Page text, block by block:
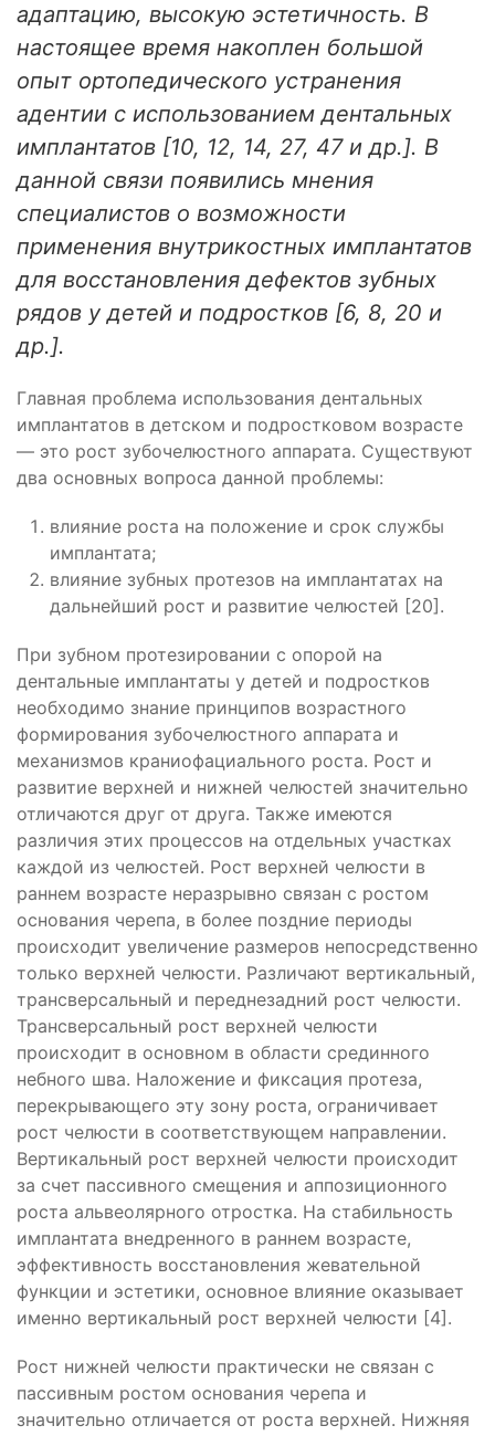
адаптацию, высокую эстетичность. В
настоящее время накоплен большой
опыт ортопедического устранения
адентии с использованием дентальных
имплантатов [10, 12, 14, 27, 47 и др.]. В
данной связи появились мнения
специалистов о возможности
применения внутрикостных имплантатов
для восстановления дефектов зубных
рядов у детей и подростков [6, 8, 20 и
др.].
Главная проблема использования дентальных
имплантатов в детском и подростковом возрасте
— это рост зубочелюстного аппарата. Существуют
два основных вопроса данной проблемы:
влияние роста на положение и срок службы
имплантата;
влияние зубных протезов на имплантатах на
дальнейший рост и развитие челюстей [20].
При зубном протезировании с опорой на
дентальные имплантаты у детей и подростков
необходимо знание принципов возрастного
формирования зубочелюстного аппарата и
механизмов краниофациального роста. Рост и
развитие верхней и нижней челюстей значительно
отличаются друг от друга. Также имеются
различия этих процессов на отдельных участках
каждой из челюстей. Рост верхней челюсти в
раннем возрасте неразрывно связан с ростом
основания черепа, в более поздние периоды
происходит увеличение размеров непосредственно
только верхней челюсти. Различают вертикальный,
трансверсальный и переднезадний рост челюсти.
Трансверсальный рост верхней челюсти
происходит в основном в области срединного
небного шва. Наложение и фиксация протеза,
перекрывающего эту зону роста, ограничивает
рост челюсти в соответствующем направлении.
Вертикальный рост верхней челюсти происходит
за счет пассивного смещения и аппозиционного
роста альвеолярного отростка. На стабильность
имплантата внедренного в раннем возрасте,
эффективность восстановления жевательной
функции и эстетики, основное влияние оказывает
именно вертикальный рост верхней челюсти [4].
Рост нижней челюсти практически не связан с
пассивным ростом основания черепа и
значительно отличается от роста верхней. Нижняя